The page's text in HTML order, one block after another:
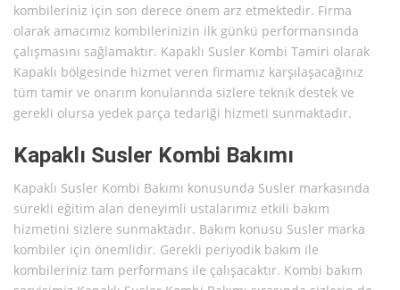
kombileriniz için son derece önem arz etmektedir. Firma
olarak amacımız kombilerinizin ilk günkü performansında
çalışmasını sağlamaktır. Kapaklı Susler Kombi Tamiri olarak
Kapaklı bölgesinde hizmet veren firmamız karşılaşacağınız
tüm tamir ve onarım konularında sizlere teknik destek ve
gerekli olursa yedek parça tedariği hizmeti sunmaktadır.
Kapaklı Susler Kombi Bakımı
Kapaklı Susler Kombi Bakımı konusunda Susler markasında
sürekli eğitim alan deneyimli ustalarımız etkili bakım
hizmetini sizlere sunmaktadır. Bakım konusu Susler marka
kombiler için önemlidir. Gerekli periyodik bakım ile
kombileriniz tam performans ile çalışacaktır. Kombi bakım